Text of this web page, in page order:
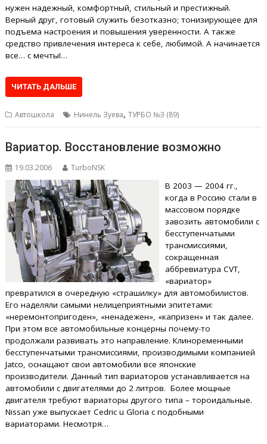
нужен надежный, комфортный, стильный и престижный.
Верный друг, готовый служить безотказно; тонизирующее для
подъема настроения и повышения уверенности. А также
средство привлечения интереса к себе, любимой. А начинается
все… с мечты!…
ЧИТАТЬ ДАЛЬШЕ
Автошкола Нинель Зуева,ТУРБО №3 (89)
Вариатор. Восстановление возможно
19.03.2006 TurboNSK
В 2003 — 2004 гг.,
когда в Россию стали в
массовом порядке
завозить автомобили с
бесступенчатыми
трансмиссиями,
сокращенная
аббревиатура CVT,
«вариатор»
превратился в очередную «страшилку» для автомобилистов.
Его наделяли самыми нелицеприятными эпитетами:
«неремонтопригоден», «ненадежен», «капризен» и так далее.
При этом все автомобильные концерны почему-то
продолжали развивать это направление. Клиноременными
бесступенчатыми трансмиссиями, производимыми компанией
Jatco, оснащают свои автомобили все японские
производители. Данный тип вариаторов устанавливается на
автомобили с двигателями до 2 литров. Более мощные
двигателя требуют вариаторы другого типа – тороидальные.
Nissan уже выпускает Cedric u Gloria с подобными
вариаторами. Несмотря…